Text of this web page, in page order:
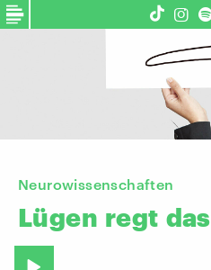
Neurowissenschaften
Lügen regt das